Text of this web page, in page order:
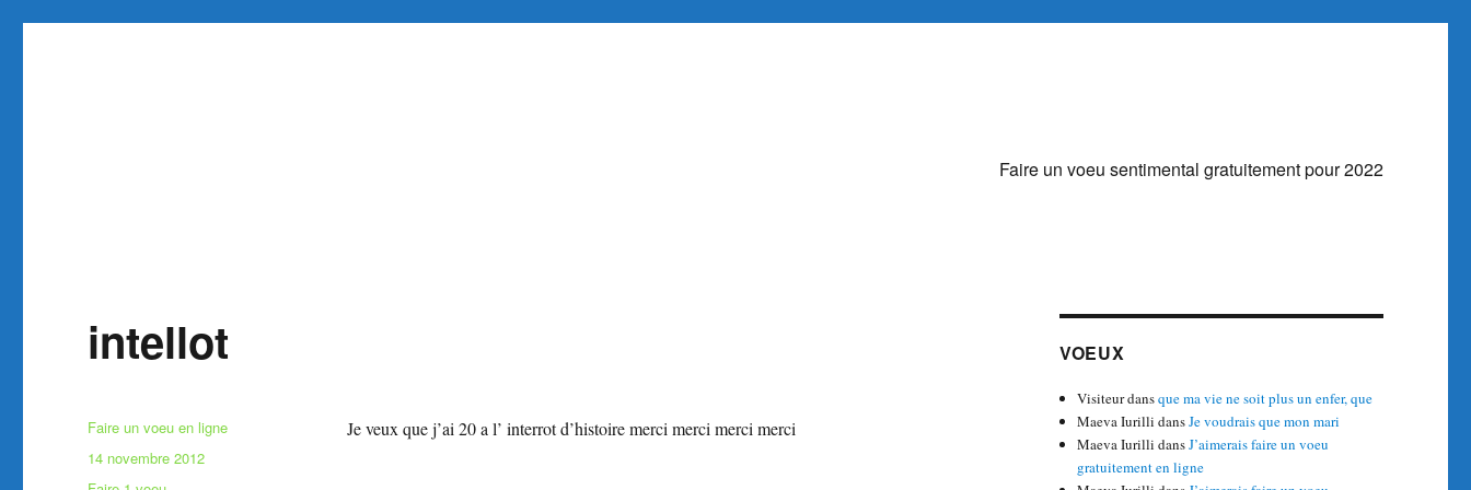
Faire un voeu sentimental gratuitement pour 2022
intellot
Je veux que j’ai 20 a l’ interrot d’histoire merci merci merci merci
Auteur
Faire un voeu en ligne
Publié
le
14 novembre 2012
VOEUX
Visiteurdansque ma vie ne soit plus un enfer, que
Maeva Iurilli dansJe voudrais que mon mari
Maeva Iurilli dansJ’aimerais faire un voeu
gratuitement en ligne